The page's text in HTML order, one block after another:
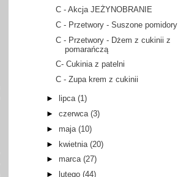
C - Akcja JEŻYNOBRANIE
C - Przetwory - Suszone pomidory
C - Przetwory - Dżem z cukinii z
pomarańczą
C- Cukinia z patelni
C - Zupa krem z cukinii
► lipca (1)
► czerwca (3)
► maja (10)
► kwietnia (20)
► marca (27)
►
lutego (44)